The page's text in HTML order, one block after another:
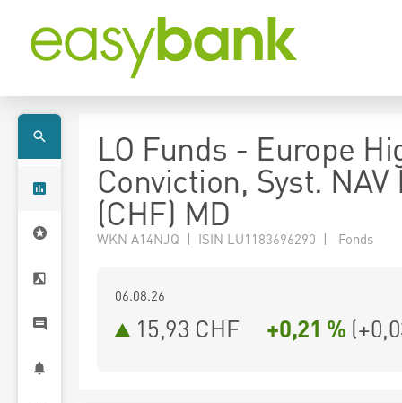
LO Funds - Europe
Conviction, Syst. NAV
(CHF) MD
WKN A14NJQ | ISIN LU1183696290 | Fonds
06.08.26
15,93 CHF +0,21 % (